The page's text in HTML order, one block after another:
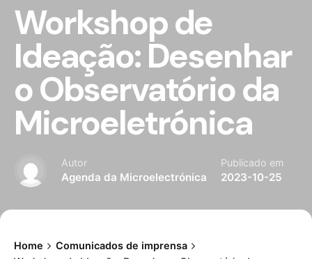
Workshop de
Ideação: Desenhar
o Observatório da
Microeletrónica
Autor
Agenda da Microelectrónica
Publicado em
2023-10-25
Home
Comunicados de imprensa